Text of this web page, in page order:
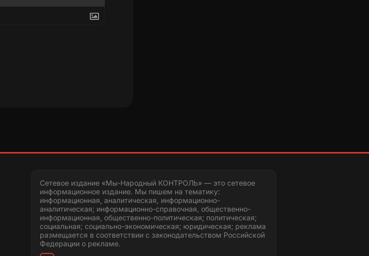
Сетевое издание «Мы-Народный КОНТРОЛЬ» — это сетевое
информационное издание. Мы пишем на тематику:
информационная, аналитическая, информационно-
аналитическая; информационно-справочная, общественно-
информационная, общественно-политическая; политическая;
социальная; социально-экономическая; юридическая; реклама
размещается в соответствии с законодательством Российской
Федерации о рекламе.